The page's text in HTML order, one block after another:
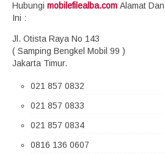
Hubungi mobilefilealba.com Alamat
Ini :
Jl. Otista Raya No 143
( Samping Bengkel Mobil 99 )
Jakarta Timur.
021 857 0832
021 857 0833
021 857 0834
0816 136 0607